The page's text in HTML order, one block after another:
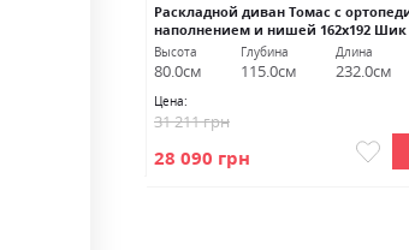
Раскладной диван Томас с
наполнением и нишей 162х192 Шик
Галичина
Высота
80.0см
Глубина
115.0см
Длина
232.0см
Цена:
28 090 грн
31 211 грн